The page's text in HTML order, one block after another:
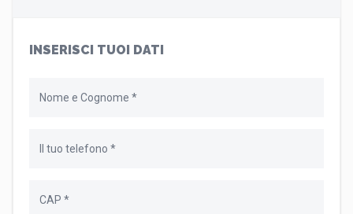
INSERISCI TUOI DATI